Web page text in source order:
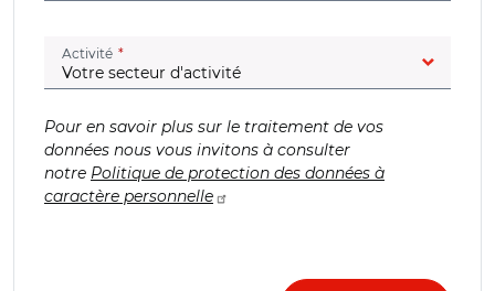
Activité (champ obligatoire)
Pour en savoir plus sur le traitement de vos
données nous vous invitons à consulter
notre Politique de protection des données à
caractère personnelle